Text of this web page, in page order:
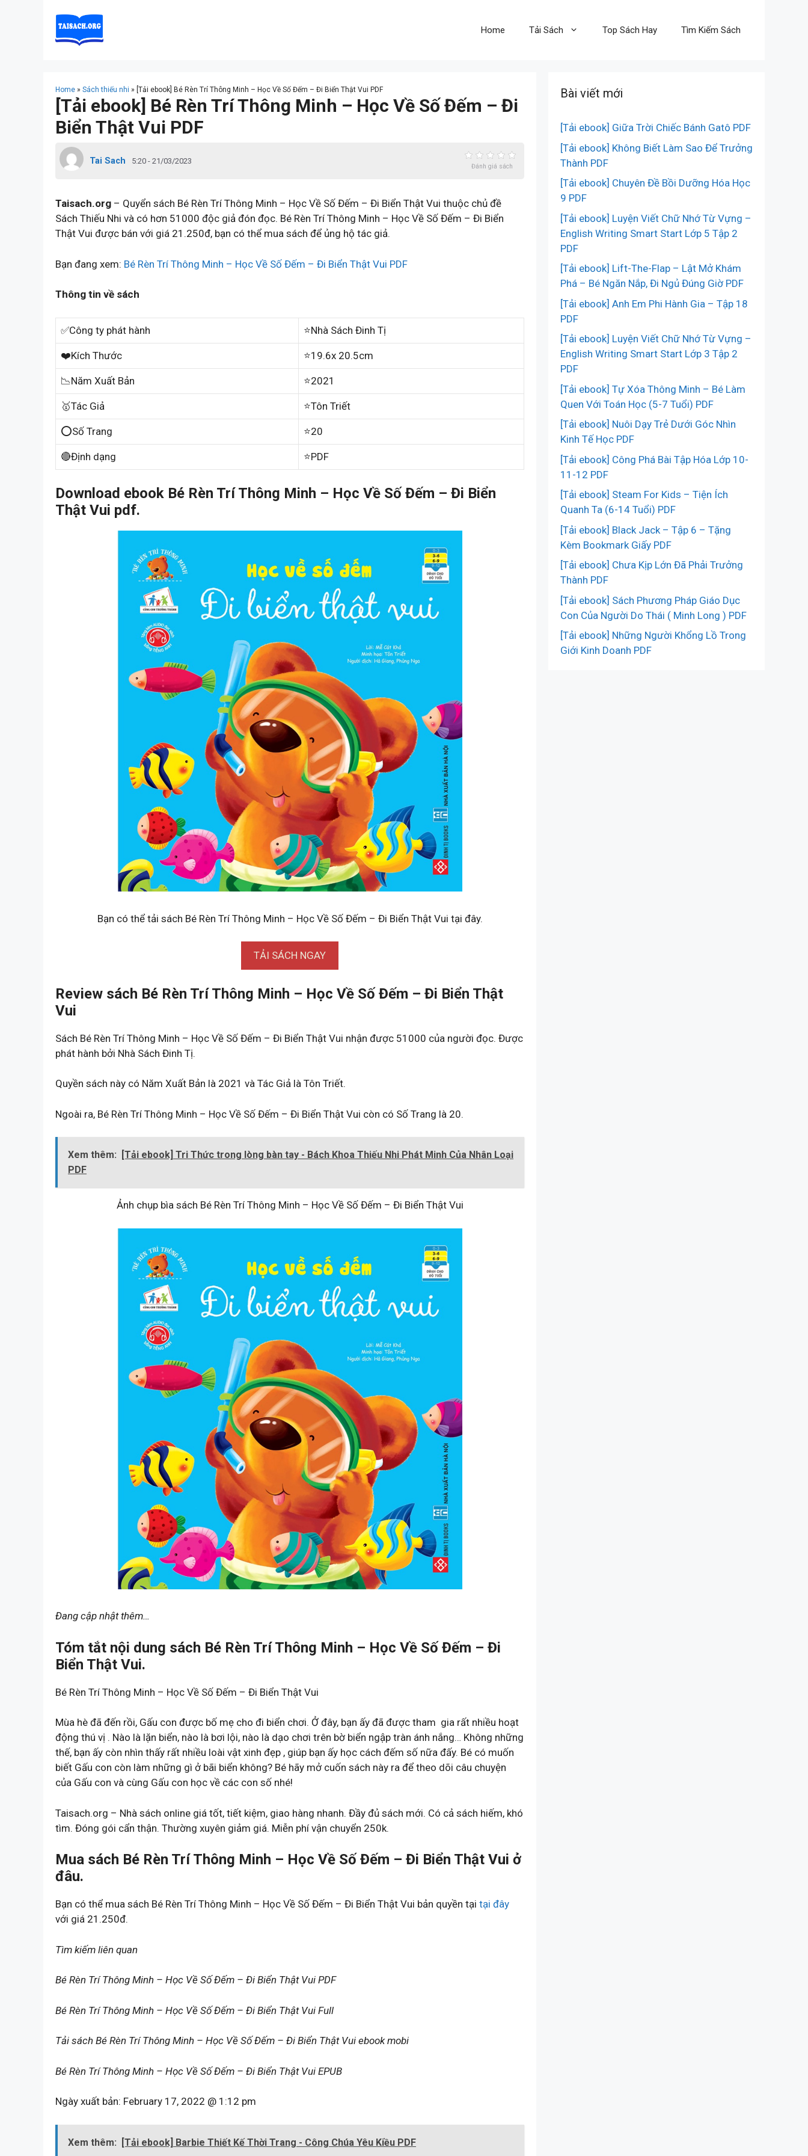
Home Tải Sách Top Sách Hay Tìm Kiếm Sách
Home » Sách thiếu nhi » [Tải ebook] Bé Rèn Trí Thông Minh – Học Về Số Đếm – Đi Biển Thật Vui PDF
[Tải ebook] Bé Rèn Trí Thông Minh – Học Về Số Đếm – Đi
Biển Thật Vui PDF
Tai Sach 5:20 - 21/03/2023
Đánh giá sách
Taisach.org – Quyển sách Bé Rèn Trí Thông Minh – Học Về Số Đếm – Đi Biển Thật Vui thuộc chủ đề
Sách Thiếu Nhi và có hơn 51000 độc giả đón đọc. Bé Rèn Trí Thông Minh – Học Về Số Đếm – Đi Biển
Thật Vui được bán với giá 21.250đ, bạn có thể mua sách để ủng hộ tác giả.
Bạn đang xem: Bé Rèn Trí Thông Minh – Học Về Số Đếm – Đi Biển Thật Vui PDF
Thông tin về sách
✅Công ty phát hành ⭐Nhà Sách Đinh Tị
❤️Kích Thước ⭐19.6x 20.5cm
📉Năm Xuất Bản ⭐2021
🥇Tác Giả ⭐Tôn Triết
⭕Số Trang ⭐20
🔴Định dạng ⭐PDF
Download ebook Bé Rèn Trí Thông Minh – Học Về Số Đếm – Đi Biển
Thật Vui pdf.
Bạn có thể tải sách Bé Rèn Trí Thông Minh – Học Về Số Đếm – Đi Biển Thật Vui tại đây.
TẢI SÁCH NGAY
Review sách Bé Rèn Trí Thông Minh – Học Về Số Đếm – Đi Biển Thật
Vui
Sách Bé Rèn Trí Thông Minh – Học Về Số Đếm – Đi Biển Thật Vui nhận được 51000 của người đọc. Được
phát hành bởi Nhà Sách Đinh Tị.
Quyền sách này có Năm Xuất Bản là 2021 và Tác Giả là Tôn Triết.
Ngoài ra, Bé Rèn Trí Thông Minh – Học Về Số Đếm – Đi Biển Thật Vui còn có Số Trang là 20.
Xem thêm:
[Tải ebook] Tri Thức trong lòng bàn tay - Bách Khoa Thiếu Nhi Phát Minh Của Nhân Loại
PDF
Ảnh chụp bìa sách Bé Rèn Trí Thông Minh – Học Về Số Đếm – Đi Biển Thật Vui
Đang cập nhật thêm…
Tóm tắt nội dung sách Bé Rèn Trí Thông Minh – Học Về Số Đếm – Đi
Biển Thật Vui.
Bé Rèn Trí Thông Minh – Học Về Số Đếm – Đi Biển Thật Vui
Mùa hè đã đến rồi, Gấu con được bố mẹ cho đi biển chơi. Ở đây, bạn ấy đã được tham gia rất nhiều hoạt
động thú vị . Nào là lặn biển, nào là bơi lội, nào là dạo chơi trên bờ biển ngập tràn ánh nắng… Không những
thế, bạn ấy còn nhìn thấy rất nhiều loài vật xinh đẹp , giúp bạn ấy học cách đếm số nữa đấy. Bé có muốn
biết Gấu con còn làm những gì ở bãi biển không? Bé hãy mở cuốn sách này ra để theo dõi câu chuyện
của Gấu con và cùng Gấu con học về các con số nhé!
Taisach.org – Nhà sách online giá tốt, tiết kiệm, giao hàng nhanh. Đầy đủ sách mới. Có cả sách hiếm, khó
tìm. Đóng gói cẩn thận. Thường xuyên giảm giá. Miễn phí vận chuyển 250k.
Mua sách Bé Rèn Trí Thông Minh – Học Về Số Đếm – Đi Biển Thật Vui ở
đâu.
Bạn có thể mua sách Bé Rèn Trí Thông Minh – Học Về Số Đếm – Đi Biển Thật Vui bản quyền tại tại đây
với giá 21.250đ.
Tìm kiếm liên quan
Bé Rèn Trí Thông Minh – Học Về Số Đếm – Đi Biển Thật Vui PDF
Bé Rèn Trí Thông Minh – Học Về Số Đếm – Đi Biển Thật Vui Full
Tải sách Bé Rèn Trí Thông Minh – Học Về Số Đếm – Đi Biển Thật Vui ebook mobi
Bé Rèn Trí Thông Minh – Học Về Số Đếm – Đi Biển Thật Vui EPUB
Ngày xuất bản: February 17, 2022 @ 1:12 pm
Xem thêm: [Tải ebook] Barbie Thiết Kế Thời Trang - Công Chúa Yêu Kiều PDF
Bài viết mới
[Tải ebook] Giữa Trời Chiếc Bánh Gatô PDF
[Tải ebook] Không Biết Làm Sao Để Trưởng
Thành PDF
[Tải ebook] Chuyên Đề Bồi Dưỡng Hóa Học
9 PDF
[Tải ebook] Luyện Viết Chữ Nhớ Từ Vựng –
English Writing Smart Start Lớp 5 Tập 2
PDF
[Tải ebook] Lift-The-Flap – Lật Mở Khám
Phá – Bé Ngăn Nắp, Đi Ngủ Đúng Giờ PDF
[Tải ebook] Anh Em Phi Hành Gia – Tập 18
PDF
[Tải ebook] Luyện Viết Chữ Nhớ Từ Vựng –
English Writing Smart Start Lớp 3 Tập 2
PDF
[Tải ebook] Tự Xóa Thông Minh – Bé Làm
Quen Với Toán Học (5-7 Tuổi) PDF
[Tải ebook] Nuôi Dạy Trẻ Dưới Góc Nhìn
Kinh Tế Học PDF
[Tải ebook] Công Phá Bài Tập Hóa Lớp 10-
11-12 PDF
[Tải ebook] Steam For Kids – Tiện Ích
Quanh Ta (6-14 Tuổi) PDF
[Tải ebook] Black Jack – Tập 6 – Tặng
Kèm Bookmark Giấy PDF
[Tải ebook] Chưa Kịp Lớn Đã Phải Trưởng
Thành PDF
[Tải ebook] Sách Phương Pháp Giáo Dục
Con Của Người Do Thái ( Minh Long ) PDF
[Tải ebook] Những Người Khổng Lồ Trong
Giới Kinh Doanh PDF